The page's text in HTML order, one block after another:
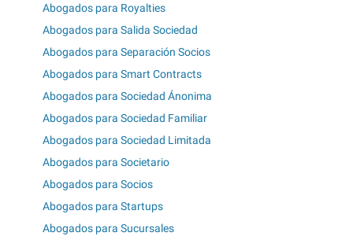
Abogados para Royalties
Abogados para Salida Sociedad
Abogados para Separación Socios
Abogados para Smart Contracts
Abogados para Sociedad Ánonima
Abogados para Sociedad Familiar
Abogados para Sociedad Limitada
Abogados para Societario
Abogados para Socios
Abogados para Startups
Abogados para Sucursales